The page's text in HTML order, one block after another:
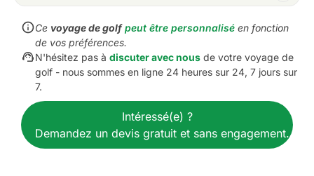
Inclusions :
Tous les hébergements
Petit-déjeuner quotidien cuisiné sur commande
ou sous forme de buffet
Tous les transferts à l'aéroport, au sol et sur le
Tous les transferts en van touristique privé VIP à
Ce voyage de golf peut être personnalisé en fonction
de vos préférences.
N'hésitez pas à discuter avec nous de votre voyage de
golf - nous sommes en ligne 24 heures sur 24, 7 jours sur
7.
Intéressé(e) ?
Demandez un devis gratuit et sans engagement.